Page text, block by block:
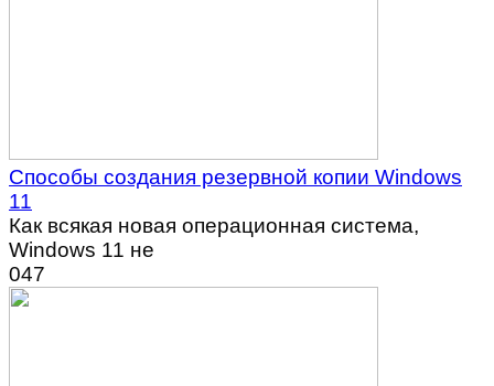
Способы создания резервной копии Windows
11
Как всякая новая операционная система,
Windows 11 не
047